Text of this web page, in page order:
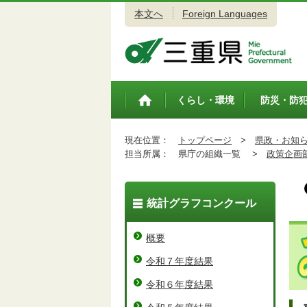
本文へ Foreign Languages
トップペ
くらし・環境 防災・防
現在位置： トップページ >
県政・お知
担当所属：
県庁の組織一覧 > 政策企画
統計グラフコンクール
概要
令和７年度結果
令和６年度結果